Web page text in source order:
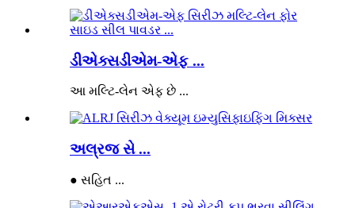
ડીએક્સડીએમ-એફ ...
આ મલ્ટિ-લેન એફ છે ...
અલ્રજ સે ...
● સહિત ...